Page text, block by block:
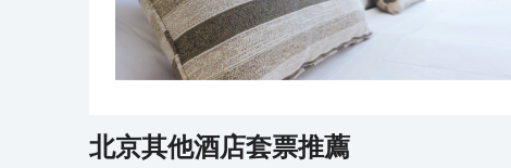
北京其他酒店套票推薦